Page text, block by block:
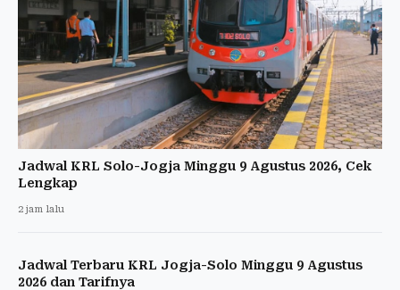
Jadwal KRL Solo-Jogja Minggu 9 Agustus 2026, Cek
Lengkap
2 jam lalu
Jadwal Terbaru KRL Jogja-Solo Minggu 9 Agustus
2026 dan Tarifnya